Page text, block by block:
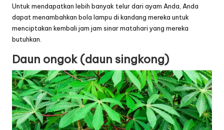
Untuk mendapatkan lebih banyak telur dari ayam Anda, Anda
dapat menambahkan bola lampu di kandang mereka untuk
menciptakan kembali jam jam sinar matahari yang mereka
butuhkan.
Daun ongok (daun singkong)